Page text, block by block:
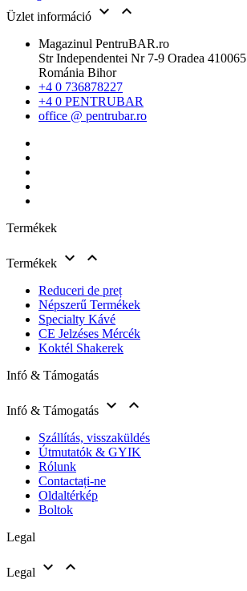
Üzlet információ  
Magazinul PentruBAR.ro
Str Independentei Nr 7-9 Oradea 410065
Románia Bihor
+4 0 736878227
+4 0 PENTRUBAR
office @ pentrubar.ro
Termékek
Termékek  
Reduceri de preț
Népszerű Termékek
Specialty Kávé
CE Jelzéses Mércék
Koktél Shakerek
Infó & Támogatás
Infó & Támogatás  
Szállítás, visszaküldés
Útmutatók & GYIK
Rólunk
Contactați-ne
Oldaltérkép
Boltok
Legal
Legal  